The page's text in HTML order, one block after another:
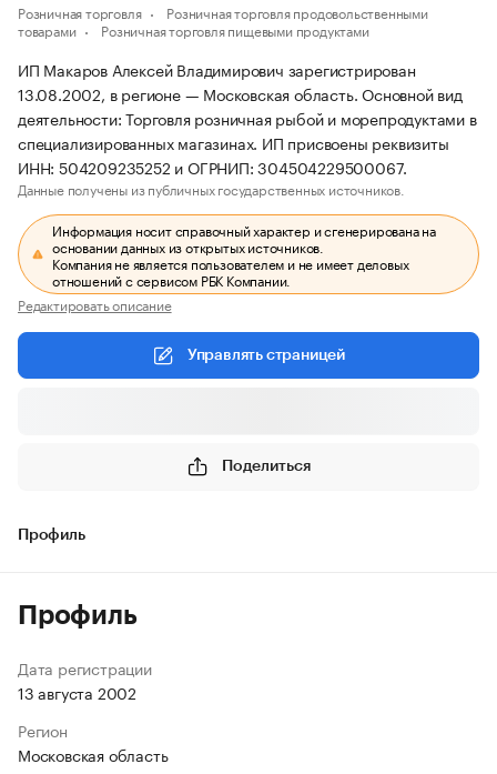
Розничная торговля
Розничная торговля продовольственными
товарами
Розничная торговля пищевыми продуктами
ИП Макаров Алексей Владимирович зарегистрирован
13.08.2002, в регионе — Московская область. Основной вид
деятельности: Торговля розничная рыбой и морепродуктами в
специализированных магазинах. ИП присвоены реквизиты
ИНН: 504209235252 и ОГРНИП: 304504229500067.
Данные получены из публичных государственных источников.
Информация носит справочный характер и сгенерирована на
основании данных из открытых источников.
Компания не является пользователем и не имеет деловых
отношений с сервисом РБК Компании.
Редактировать описание
Управлять страницей
Поделиться
Профиль
Профиль
Дата регистрации
13 августа 2002
Регион
Московская область